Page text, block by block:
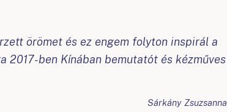
örömet és ez engem folyton inspirál a
ben Kínában bemutatót és kézműves
Sárkány Zsuzsanna